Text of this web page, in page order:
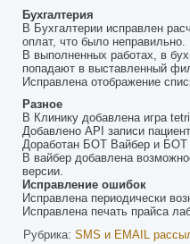
Бухгалтерия
В Бухгалтерии исправлен
оплат, что было неправильно.
В выполненных работах, в
попадают в выставленный
Исправлена отображение
Разное
В Клинику добавлена игра
Добавлено API записи
Доработан БОТ Вайбер и БОТ
В вайбер добавлена
версии.
Исправление ошибок
Исправлена периодически
Исправлена печать прайса
Рубрика: SMS и EMAIL